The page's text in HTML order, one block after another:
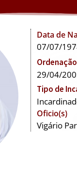
Data de
07/07/
29/04/
Tipo de
Oficio(s)
Vigário